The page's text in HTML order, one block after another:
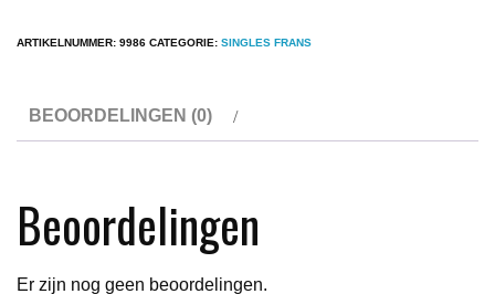
Saint
aantal
ARTIKELNUMMER: 9986 CATEGORIE: SINGLES FRANS
BEOORDELINGEN (0)
Beoordelingen
Er zijn nog geen beoordelingen.